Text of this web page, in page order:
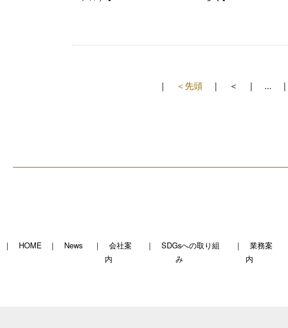
＜先頭 ＜ ...
HOME News
会社案
内
SDGsへの取り組
み
業務案
内